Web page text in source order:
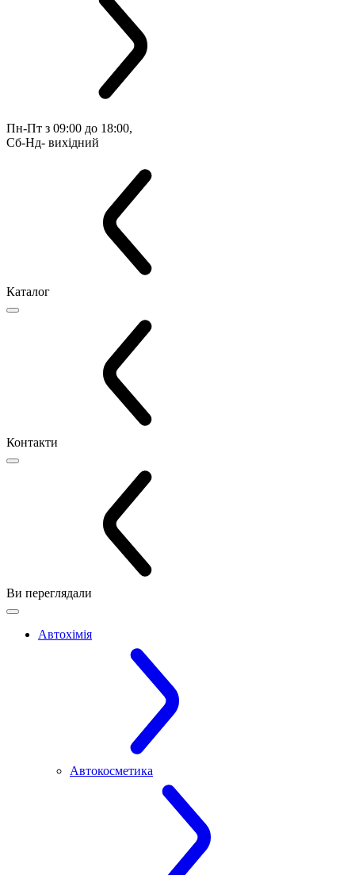
Пн-Пт з 09:00 до 18:00,
Сб-Нд- вихідний
Каталог
Контакти
Ви переглядали
Автохімія
Автокосметика